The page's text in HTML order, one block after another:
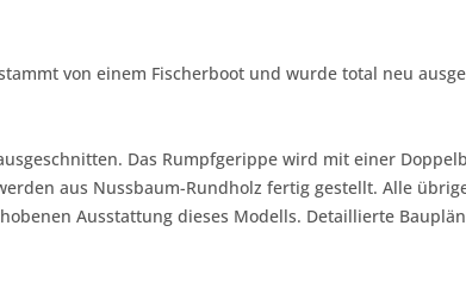
von einem Fischerboot und wurde total neu
Das Rumpfgerippe wird mit einer
aus Nussbaum-Rundholz fertig gestellt. Alle
Ausstattung dieses Modells. Detaillierte